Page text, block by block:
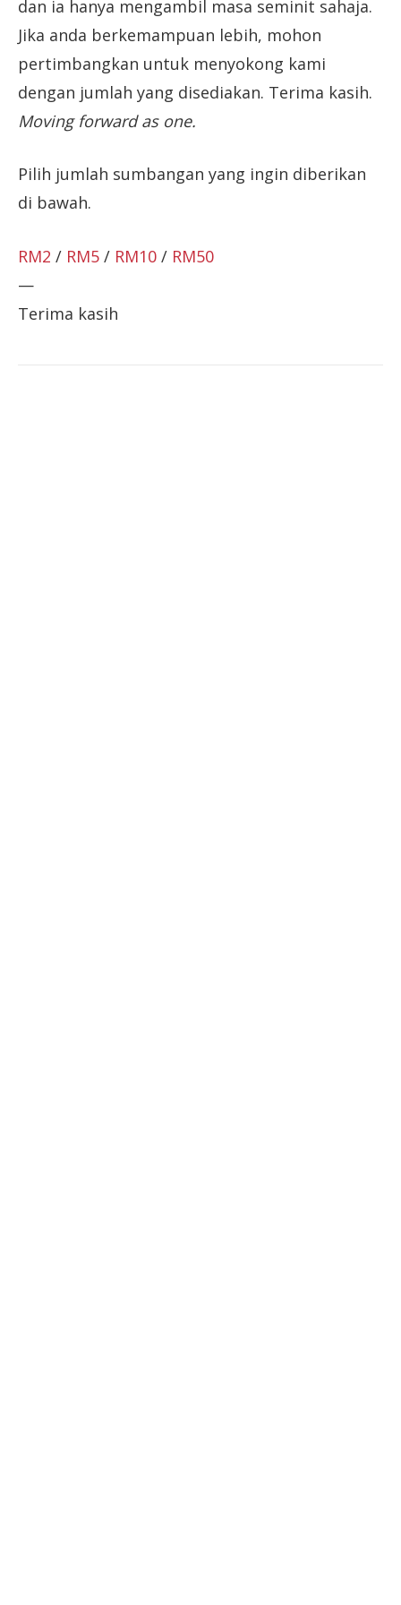
dan ia hanya mengambil masa seminit sahaja.
Jika anda berkemampuan lebih, mohon
pertimbangkan untuk menyokong kami
dengan jumlah yang disediakan. Terima kasih.
Moving forward as one.
Pilih jumlah sumbangan yang ingin diberikan
di bawah.
RM2 / RM5 / RM10 / RM50
—
Terima kasih